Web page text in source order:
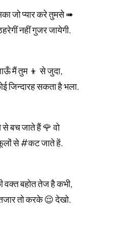
जो प्यार करे तुमसे ➠
नहीं गुजर जायेगी.
‪‎मैं तुम‬ 👦 से ‪जुदा‬,
जिन्दारह सकता है ‪भला‬.
से बच जाते हैं 🌹 वो
से #कट जाते हें.
वक्त बहोत तेज है कभी,
तो करके 😌 देखो.